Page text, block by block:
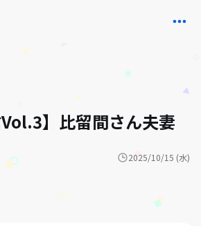
Vol.3】比留間さん夫妻
2025/10/15 (水)